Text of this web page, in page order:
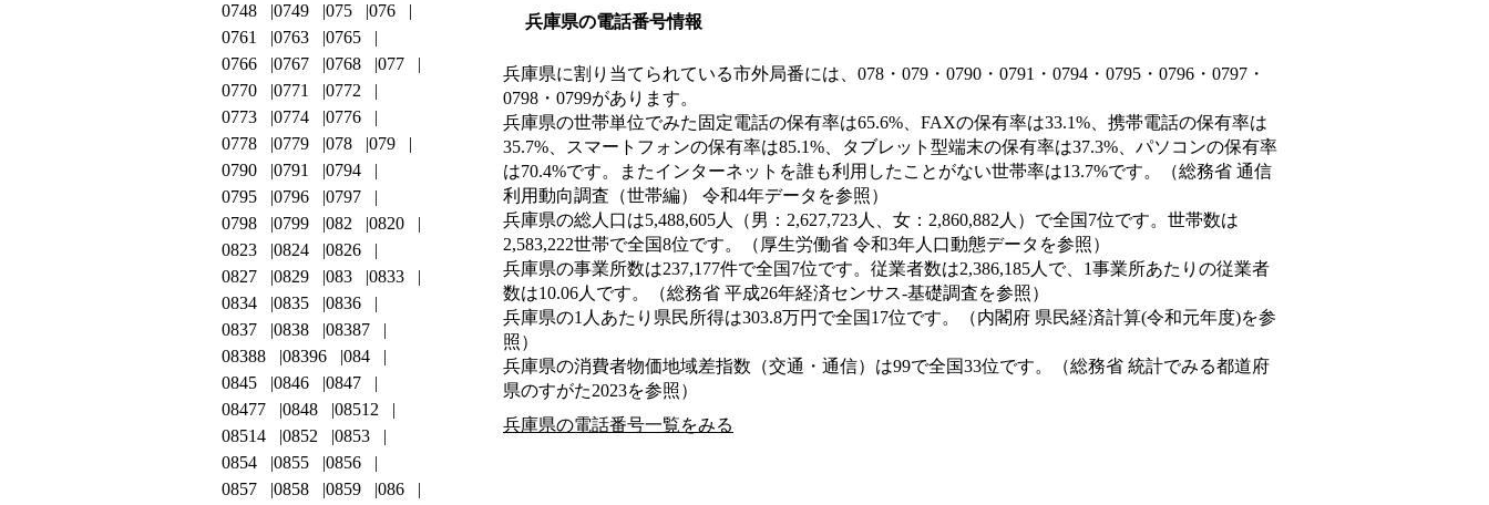
兵庫県の電話番号情報
兵庫県に割り当てられている市外局番には、078・079・0790・0791・0794・0795・0796・0797・
0798・0799があります。
兵庫県の世帯単位でみた固定電話の保有率は65.6%、FAXの保有率は33.1%、携帯電話の保有率は
35.7%、スマートフォンの保有率は85.1%、タブレット型端末の保有率は37.3%、パソコンの保有率
は70.4%です。またインターネットを誰も利用したことがない世帯率は13.7%です。（総務省 通信
利用動向調査（世帯編） 令和4年データを参照）
兵庫県の総人口は5,488,605人（男：2,627,723人、女：2,860,882人）で全国7位です。世帯数は
2,583,222世帯で全国8位です。（厚生労働省 令和3年人口動態データを参照）
兵庫県の事業所数は237,177件で全国7位です。従業者数は2,386,185人で、1事業所あたりの従業者
数は10.06人です。（総務省 平成26年経済センサス‐基礎調査を参照）
兵庫県の1人あたり県民所得は303.8万円で全国17位です。（内閣府 県民経済計算(令和元年度)を参
照）
兵庫県の消費者物価地域差指数（交通・通信）は99で全国33位です。（総務省 統計でみる都道府
県のすがた2023を参照）
兵庫県の電話番号一覧をみる
0748
0749 075
076
0761
0763
0765
0766
0767 0768
077
0770
0771
0772
0773
0774
0776
0778
0779 078
079
0790
0791
0794
0795
0796
0797
0798
0799 082
0820
0823
0824
0826
0827
0829 083
0833
0834
0835
0836
0837
0838
08387
08388
08396
084
0845
0846
0847
08477
0848
08512
08514
0852
0853
0854
0855
0856
0857
0858 0859
086